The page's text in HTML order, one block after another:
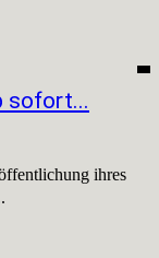
sofort...
ihres